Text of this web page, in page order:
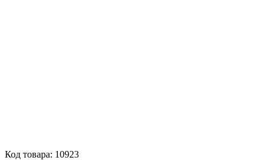
Код товара: 10923